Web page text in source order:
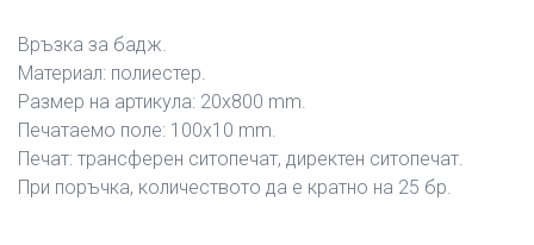
Връзка за бадж.
Материал: полиестер.
Размер на артикула: 20х800 mm.
Печатаемо поле: 100х10 mm.
Печат: трансферен ситопечат, директен ситопечат.
При поръчка, количеството да е кратно на 25 бр.